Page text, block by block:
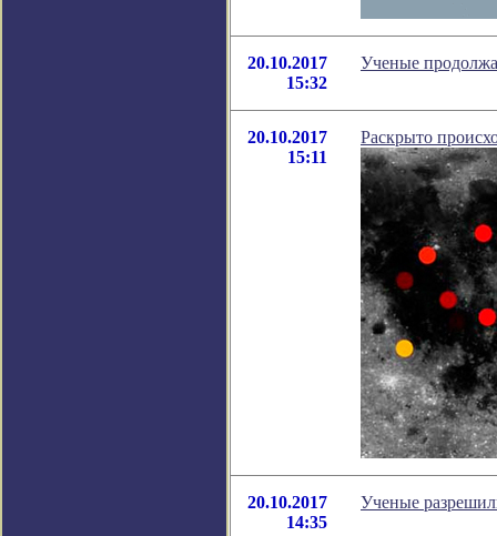
20.10.2017
15:32
Ученые
20.10.2017
15:11
Раскрыто
20.10.2017
14:35
Ученые